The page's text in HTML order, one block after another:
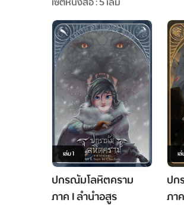
เล่ม1
ปกรณัมโลหิตคราม
ภาค I ลำนำอสูร
เ
ปก
ภา